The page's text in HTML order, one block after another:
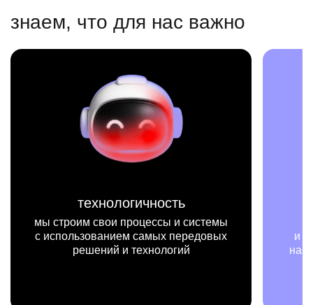
знаем, что для нас важно
технологичность
мы строим свои процессы и системы
с использованием самых передовых
решений и технологий
и